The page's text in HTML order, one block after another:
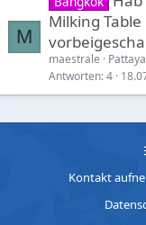
M
Milking
maestrale
Antworten 4
Kontakt